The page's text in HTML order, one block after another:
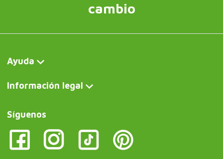
cambio
Ayuda
Información legal
Síguenos